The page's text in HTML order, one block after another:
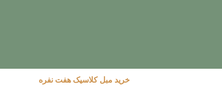
خرید مبل کلاسیک هفت نفره